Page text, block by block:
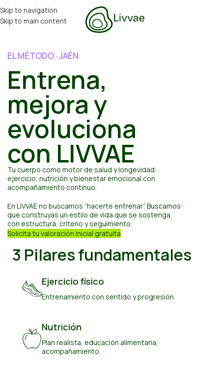
Skip to navigation
Skip to main content
3 Pilares fundamentales
Ejercicio físico
Entrenamiento con sentido y progresión.
Nutrición
Plan realista, educación alimentaria,
acompañamiento.
EL MÉTODO · JAÉN
Entrena,
mejora y
evoluciona
con LIVVAE
Tu cuerpo como motor de salud y longevidad:
ejercicio, nutrición y bienestar emocional con
acompañamiento continuo.
En LIVVAE no buscamos “hacerte entrenar”. Buscamos
que construyas un estilo de vida que se sostenga,
con estructura, criterio y seguimiento.
Solicita tu valoración inicial gratuita